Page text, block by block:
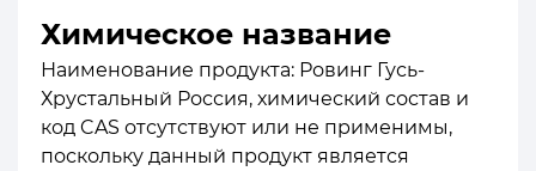
Химическое название
Наименование продукта: Ровинг Гусь-
Хрустальный Россия, химический состав и
код CAS отсутствуют или не применимы,
поскольку данный продукт является